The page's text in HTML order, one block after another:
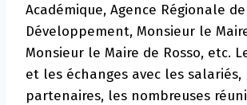
Académique, Agence Régionale de
Développement, Monsieur le
Monsieur le Maire de Rosso, etc.
et les échanges avec les salariés,
partenaires, les nombreuses